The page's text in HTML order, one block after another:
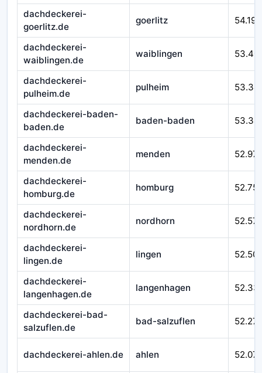
dachdeckerei-
goerlitz.de
goerlitz 54.193
dachdeckerei-
waiblingen.de
waiblingen
dachdeckerei-
pulheim.de
pulheim
dachdeckerei-baden-
baden.de
baden-baden
dachdeckerei-
menden.de
menden
dachdeckerei-
homburg.de
homburg
dachdeckerei-
nordhorn.de
nordhorn
dachdeckerei-
lingen.de
lingen
dachdeckerei-
langenhagen.de
langenhagen
dachdeckerei-bad-
salzuflen.de
bad-salzuflen
dachdeckerei-ahlen.de ahlen